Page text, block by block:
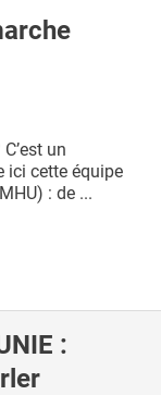
un
ici cette équipe
: de ...
: